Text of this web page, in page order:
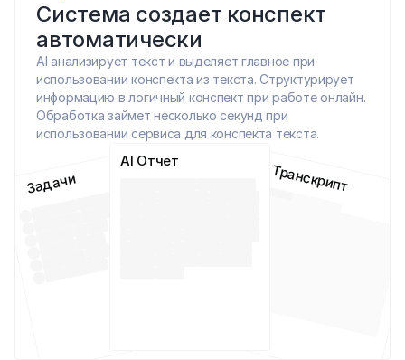
Система создает конспект
автоматически
AI анализирует текст и выделяет главное при
использовании конспекта из текста. Структурирует
информацию в логичный конспект при работе онлайн.
Обработка займет несколько секунд при
использовании сервиса для конспекта текста.
Транскрипт
Задачи
AI Отчет